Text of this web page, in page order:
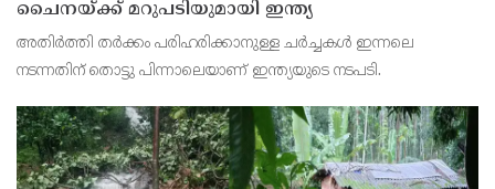
ചൈനയ്ക്ക് മറുപടിയുമായി ഇന്ത്യ
അതിര്‍ത്തി തര്‍ക്കം പരിഹരിക്കാനുള്ള ചര്‍ച്ചകള്‍ ഇന്നലെ
നടന്നതിന് തൊട്ടു പിന്നാലെയാണ് ഇന്ത്യയുടെ നടപടി.